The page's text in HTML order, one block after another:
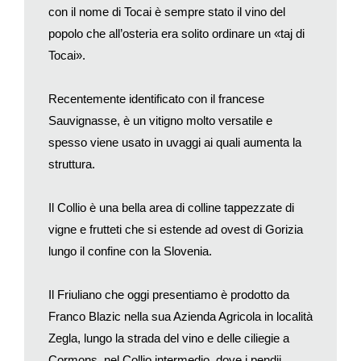
in mano una coppa sempre piena e sempre vuota, per
insegnare agli uomini la coltivazione della vite e l’uso del vino
attraversa varie regioni, Siria, Egitto, India.
trasgressione, rimozione dell’angoscia esistenziale, voglia di
vivere.
I suoi precetti trovarono, è vero, una benevola accoglienza in
Per questi motivi la sua missione non fu cosa facile; furono
considerato un pericolo per la stabilità sociale e politica.
Il re di Tracia, Licurgo, utilizzò l’esercito per far prigioniere le
«baccanti», e i «satiri», ma Dioniso adirato lo punì rendendolo
con il nome di Tocai è sempre stato il vino del
popolo che all’osteria era solito ordinare un «taj di
Tocai».
Recentemente identificato con il francese
Sauvignasse, è un vitigno molto versatile e
spesso viene usato in uvaggi ai quali aumenta la
struttura.
Il Collio è una bella area di colline tappezzate di
vigne e frutteti che si estende ad ovest di Gorizia
lungo il confine con la Slovenia.
Il Friuliano che oggi presentiamo è prodotto da
Franco Blazic nella sua Azienda Agricola in località
Zegla, lungo la strada del vino e delle ciliegie a